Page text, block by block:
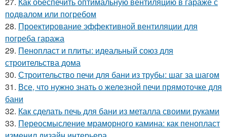
подвалом или погребом
28. Проектирование эффективной вентиляции для
погреба гаража
29. Пенопласт и плиты: идеальный союз для
строительства дома
30. Строительство печи для бани из трубы: шаг за шагом
31. Все, что нужно знать о железной печи прямоточке для
бани
32. Как сделать печь для бани из металла своими руками
33. Переосмысление мраморного камина: как пенопласт